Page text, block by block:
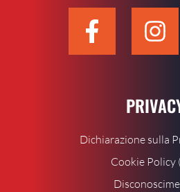
Dichiarazione sulla
Cookie Policy